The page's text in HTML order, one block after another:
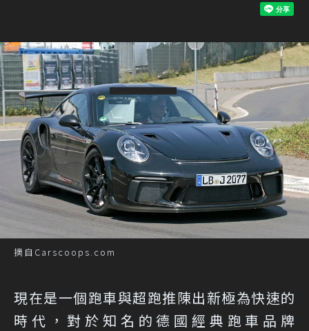
摘自Carscoops.com
現在是一個跑車與超跑推陳出新極為快速的
時代，對於知名的德國經典跑車品牌